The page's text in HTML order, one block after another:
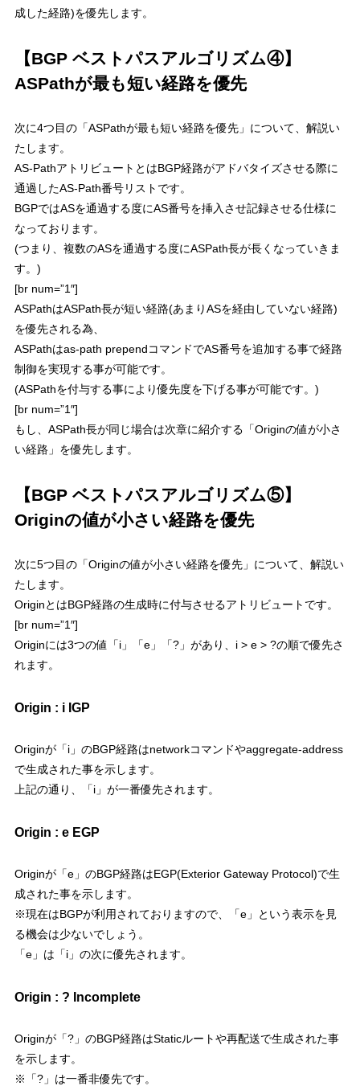
成した経路)を優先します。
【BGP ベストパスアルゴリズム④】
ASPathが最も短い経路を優先
次に4つ目の「ASPathが最も短い経路を優先」について、解説い
たします。
AS-PathアトリビュートとはBGP経路がアドバタイズさせる際に
通過したAS-Path番号リストです。
BGPではASを通過する度にAS番号を挿入させ記録させる仕様に
なっております。
(つまり、複数のASを通過する度にASPath長が長くなっていきま
す。)
[br num=”1″]
ASPathはASPath長が短い経路(あまりASを経由していない経路)
を優先される為、
ASPathはas-path prependコマンドでAS番号を追加する事で経路
制御を実現する事が可能です。
(ASPathを付与する事により優先度を下げる事が可能です。)
[br num=”1″]
もし、ASPath長が同じ場合は次章に紹介する「Originの値が小さ
い経路」を優先します。
【BGP ベストパスアルゴリズム⑤】
Originの値が小さい経路を優先
次に5つ目の「Originの値が小さい経路を優先」について、解説い
たします。
OriginとはBGP経路の生成時に付与させるアトリビュートです。
[br num=”1″]
Originには3つの値「i」「e」「?」があり、 i > e > ?の順で優先さ
れます。
Origin : i IGP
Originが「i」のBGP経路はnetworkコマンドやaggregate-address
で生成された事を示します。
上記の通り、「i」が一番優先されます。
Origin : e EGP
Originが「e」のBGP経路はEGP(Exterior Gateway Protocol)で生
成された事を示します。
※現在はBGPが利用されておりますので、「e」という表示を見
る機会は少ないでしょう。
「e」は「i」の次に優先されます。
Origin : ? Incomplete
Originが「?」のBGP経路はStaticルートや再配送で生成された事
を示します。
※「?」は一番非優先です。